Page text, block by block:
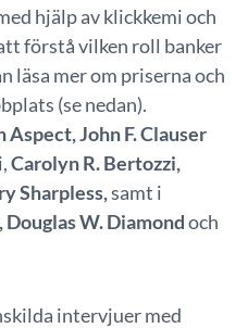
hjälp av klickkemi och
förstå vilken roll banker
läsa mer om priserna och
(se nedan).
Aspect, John F. Clauser
Carolyn R. Bertozzi,
Sharpless,samt i
Douglas W. Diamondoch
intervjuer med